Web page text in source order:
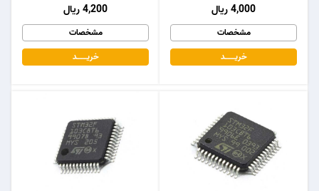
4,200 ریال
مشخصات
خریـــــــد
4,000 ریال
مشخصات
خریـــــــد